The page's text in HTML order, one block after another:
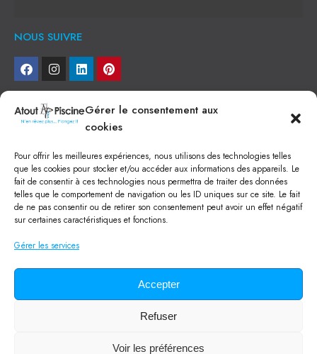
Gérer le consentement aux
cookies
Pour offrir les meilleures expériences, nous utilisons des technologies telles
que les cookies pour stocker et/ou accéder aux informations des appareils. Le
fait de consentir à ces technologies nous permettra de traiter des données
telles que le comportement de navigation ou les ID uniques sur ce site. Le fait
de ne pas consentir ou de retirer son consentement peut avoir un effet négatif
sur certaines caractéristiques et fonctions.
Gérer les services
Accepter
Refuser
Voir les préférences
NOUS SUIVRE
NEWSLETTER
Je veux recevoir toute l'actu
NOS SERVICES
Construction de piscine béton à Narbonne
Piscine coque à Narbonne
Acheter SPA à Narbonne
Pisciniste Narbonne
Mini piscine
Location machine avec chauffeur
Atout Piscine
Mentions légales/Politique de confidentialité